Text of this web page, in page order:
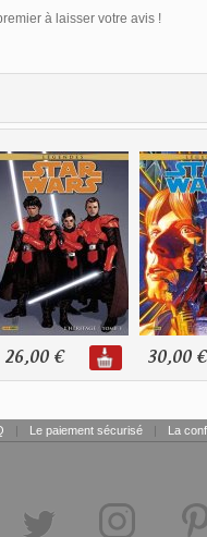
à laisser votre avis !
26,00 € 30,00 €
| Le paiement sécurisé | La